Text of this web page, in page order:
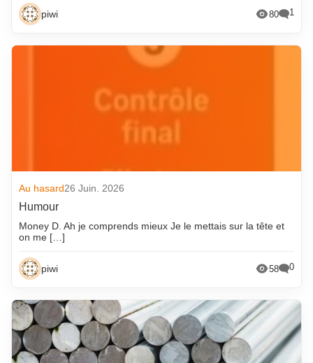
piwi 80 1
Au hasard26 Juin. 2026
Humour
Money D. Ah je comprends mieux Je le mettais sur la tête et
on me […]
piwi 58 0